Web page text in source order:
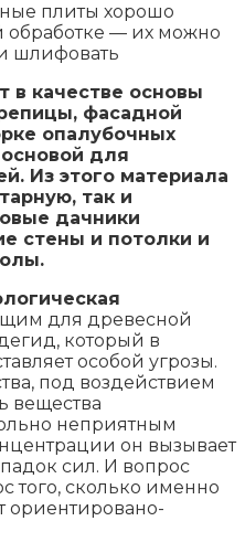
плиты хорошо
обработке — их можно
шлифовать
в качестве основы
фасадной
опалубочных
для
Из этого материала
так и
дачники
стены и потолки и
для древесной
который в
особой угрозы.
под воздействием
вещества
неприятным
он вызывает
сил. И вопрос
того, сколько именно
ориентировано-